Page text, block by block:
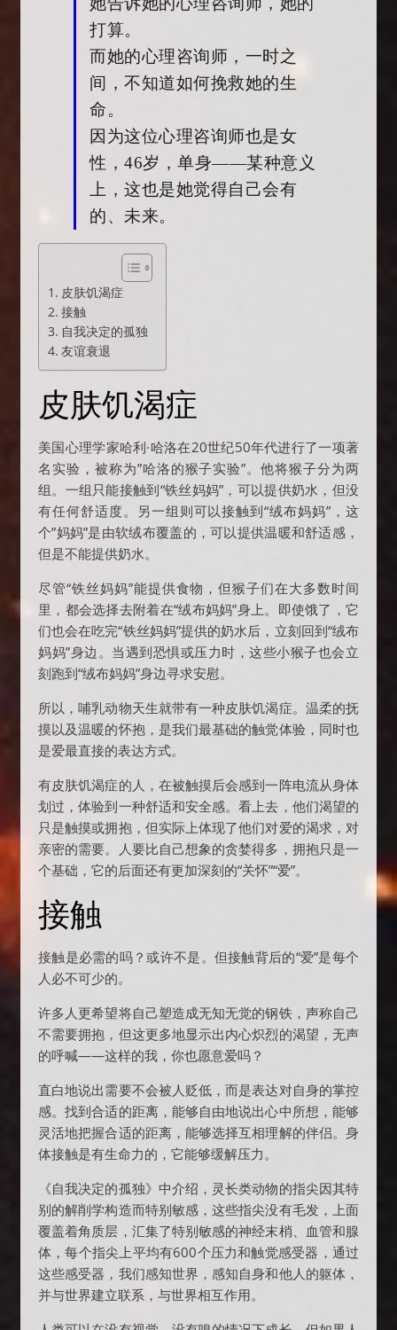
打算。
而她的心理咨询师，一时之
间，不知道如何挽救她的生
命。
因为这位心理咨询师也是女
性，46岁，单身——某种意义
上，这也是她觉得自己会有
的、未来。
皮肤饥渴症
接触
自我决定的孤独
友谊衰退
皮肤饥渴症
美国心理学家哈利·哈洛在20世纪50年代进行了一项著
名实验，被称为”哈洛的猴子实验”。他将猴子分为两
组。一组只能接触到“铁丝妈妈”，可以提供奶水，但没
有任何舒适度。另一组则可以接触到“绒布妈妈”，这
个”妈妈”是由软绒布覆盖的，可以提供温暖和舒适感，
但是不能提供奶水。
尽管“铁丝妈妈”能提供食物，但猴子们在大多数时间
里，都会选择去附着在“绒布妈妈”身上。即使饿了，它
们也会在吃完“铁丝妈妈”提供的奶水后，立刻回到“绒布
妈妈”身边。当遇到恐惧或压力时，这些小猴子也会立
刻跑到“绒布妈妈”身边寻求安慰。
所以，哺乳动物天生就带有一种皮肤饥渴症。温柔的抚
摸以及温暖的怀抱，是我们最基础的触觉体验，同时也
是爱最直接的表达方式。
有皮肤饥渴症的人，在被触摸后会感到一阵电流从身体
划过，体验到一种舒适和安全感。看上去，他们渴望的
只是触摸或拥抱，但实际上体现了他们对爱的渴求，对
亲密的需要。人要比自己想象的贪婪得多，拥抱只是一
个基础，它的后面还有更加深刻的“关怀”“爱”。
接触
接触是必需的吗？或许不是。但接触背后的“爱”是每个
人必不可少的。
许多人更希望将自己塑造成无知无觉的钢铁，声称自己
不需要拥抱，但这更多地显示出内心炽烈的渴望，无声
的呼喊——这样的我，你也愿意爱吗？
直白地说出需要不会被人贬低，而是表达对自身的掌控
感。找到合适的距离，能够自由地说出心中所想，能够
灵活地把握合适的距离，能够选择互相理解的伴侣。身
体接触是有生命力的，它能够缓解压力。
《自我决定的孤独》中介绍，灵长类动物的指尖因其特
别的解削学构造而特别敏感，这些指尖没有毛发，上面
覆盖着角质层，汇集了特别敏感的神经末梢、血管和腺
体，每个指尖上平均有600个压力和触觉感受器，通过
这些感受器，我们感知世界，感知自身和他人的躯体，
并与世界建立联系，与世界相互作用。